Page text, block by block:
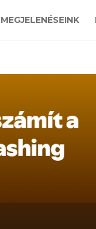
MEGJELENÉSEINK